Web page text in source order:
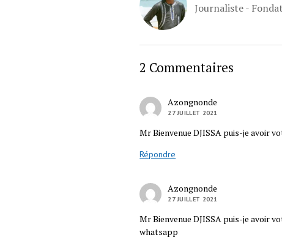
Journaliste -
2 Commentaires
Azongnonde
27 JUILLET 2021
Mr Bienvenue DJISSA puis-je avoir
Répondre
Azongnonde
27 JUILLET 2021
Mr Bienvenue DJISSA puis-je avoir
whatsapp